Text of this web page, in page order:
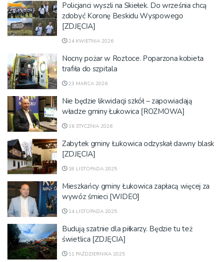
Policjanci wyszli na Skiełek. Do września chcą
zdobyć Koronę Beskidu Wyspowego
[ZDJĘCIA]
24 KWIETNIA 2026
Nocny pożar w Roztoce. Poparzona kobieta
trafiła do szpitala
23 MARCA 2026
Nie będzie likwidacji szkół – zapowiadają
władze gminy Łukowica [ROZMOWA]
16 STYCZNIA 2026
Zabytek gminy Łukowica odzyskał dawny blask
[ZDJĘCIA]
18 LISTOPADA 2025
Mieszkańcy gminy Łukowica zapłacą więcej za
wywóz śmieci [WIDEO]
14 LISTOPADA 2025
Budują szatnie dla piłkarzy. Będzie tu też
świetlica [ZDJĘCIA]
11 PAŹDZIERNIKA 2025